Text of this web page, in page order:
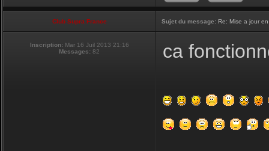
Club Supra France Sujet du message: Re: Mise a jour
Inscription: Mar 16 Juil 2013 21:16
Messages: 82 ca